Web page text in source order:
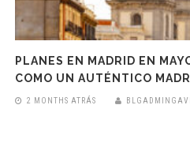
PLANES EN MADRID EN
COMO UN AUTÉNTICO
2 MONTHS ATRÁS